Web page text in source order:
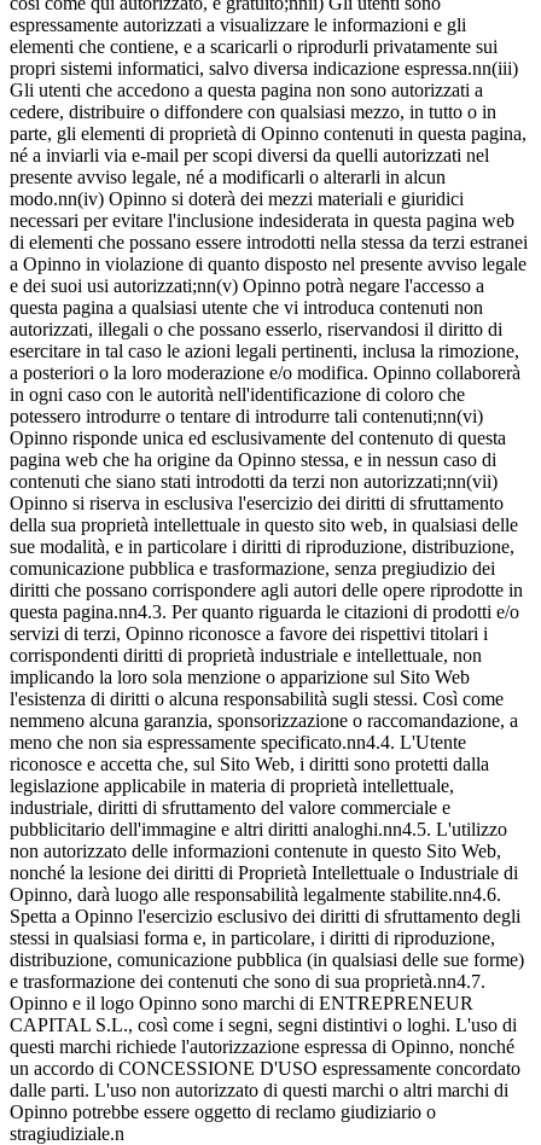
espressamente autorizzati a visualizzare le informazioni e gli
elementi che contiene, e a scaricarli o riprodurli privatamente sui
propri sistemi informatici, salvo diversa indicazione espressa.nn(iii)
Gli utenti che accedono a questa pagina non sono autorizzati a
cedere, distribuire o diffondere con qualsiasi mezzo, in tutto o in
parte, gli elementi di proprietà di Opinno contenuti in questa pagina,
né a inviarli via e-mail per scopi diversi da quelli autorizzati nel
presente avviso legale, né a modificarli o alterarli in alcun
modo.nn(iv) Opinno si doterà dei mezzi materiali e giuridici
necessari per evitare l'inclusione indesiderata in questa pagina web
di elementi che possano essere introdotti nella stessa da terzi estranei
a Opinno in violazione di quanto disposto nel presente avviso legale
e dei suoi usi autorizzati;nn(v) Opinno potrà negare l'accesso a
questa pagina a qualsiasi utente che vi introduca contenuti non
autorizzati, illegali o che possano esserlo, riservandosi il diritto di
esercitare in tal caso le azioni legali pertinenti, inclusa la rimozione,
a posteriori o la loro moderazione e/o modifica. Opinno collaborerà
in ogni caso con le autorità nell'identificazione di coloro che
potessero introdurre o tentare di introdurre tali contenuti;nn(vi)
Opinno risponde unica ed esclusivamente del contenuto di questa
pagina web che ha origine da Opinno stessa, e in nessun caso di
contenuti che siano stati introdotti da terzi non autorizzati;nn(vii)
Opinno si riserva in esclusiva l'esercizio dei diritti di sfruttamento
della sua proprietà intellettuale in questo sito web, in qualsiasi delle
sue modalità, e in particolare i diritti di riproduzione, distribuzione,
comunicazione pubblica e trasformazione, senza pregiudizio dei
diritti che possano corrispondere agli autori delle opere riprodotte in
questa pagina.nn4.3. Per quanto riguarda le citazioni di prodotti e/o
servizi di terzi, Opinno riconosce a favore dei rispettivi titolari i
corrispondenti diritti di proprietà industriale e intellettuale, non
implicando la loro sola menzione o apparizione sul Sito Web
l'esistenza di diritti o alcuna responsabilità sugli stessi. Così come
nemmeno alcuna garanzia, sponsorizzazione o raccomandazione, a
meno che non sia espressamente specificato.nn4.4. L'Utente
riconosce e accetta che, sul Sito Web, i diritti sono protetti dalla
legislazione applicabile in materia di proprietà intellettuale,
industriale, diritti di sfruttamento del valore commerciale e
pubblicitario dell'immagine e altri diritti analoghi.nn4.5. L'utilizzo
non autorizzato delle informazioni contenute in questo Sito Web,
nonché la lesione dei diritti di Proprietà Intellettuale o Industriale di
Opinno, darà luogo alle responsabilità legalmente stabilite.nn4.6.
Spetta a Opinno l'esercizio esclusivo dei diritti di sfruttamento degli
stessi in qualsiasi forma e, in particolare, i diritti di riproduzione,
distribuzione, comunicazione pubblica (in qualsiasi delle sue forme)
e trasformazione dei contenuti che sono di sua proprietà.nn4.7.
Opinno e il logo Opinno sono marchi di ENTREPRENEUR
CAPITAL S.L., così come i segni, segni distintivi o loghi. L'uso di
questi marchi richiede l'autorizzazione espressa di Opinno, nonché
un accordo di CONCESSIONE D'USO espressamente concordato
dalle parti. L'uso non autorizzato di questi marchi o altri marchi di
Opinno potrebbe essere oggetto di reclamo giudiziario o
stragiudiziale.n